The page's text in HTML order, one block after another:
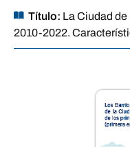
Título: La Ciudad
2010-2022.